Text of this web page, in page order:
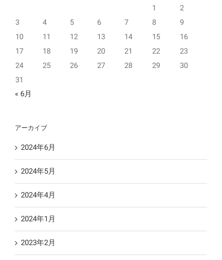
1
2
3
4 5 6 7 8
9
10
11 12 13 14 15
16
17
18 19 20 21 22
23
24
25 26 27 28 29
30
31
« 6月
アーカイブ
2024年6月
2024年5月
2024年4月
2024年1月
2023年2月